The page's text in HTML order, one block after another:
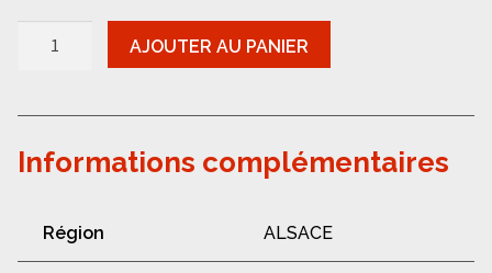
coffret
AJOUTER AU PANIER
Informations complémentaires
Région ALSACE